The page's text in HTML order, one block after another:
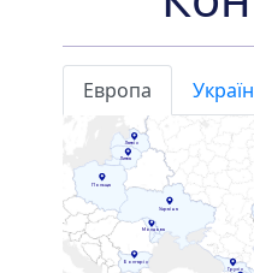
Европа
Болгарія
Польща
Литва
Латвія
Грузія
Молдова
Україна